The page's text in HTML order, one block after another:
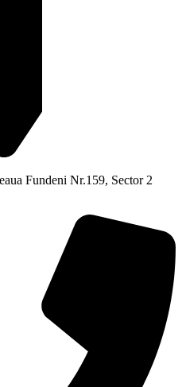
Fundeni Nr.159, Sector 2